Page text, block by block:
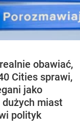
obawiać,
Cities sprawi,
jako
miast
polityk